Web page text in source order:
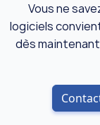
Vous ne
logiciels
dès